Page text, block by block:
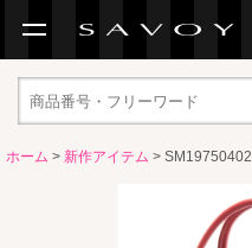
ホーム > 新作アイテム > SM19750402